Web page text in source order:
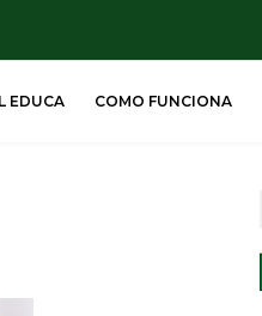
EDUCA COMO FUNCIONA